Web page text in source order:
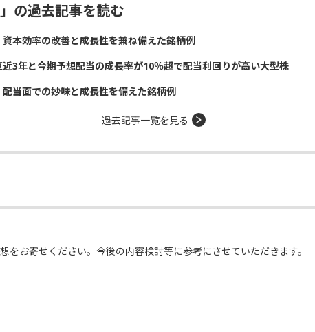
の過去記事を読む
資本効率の改善と成長性を兼ね備えた銘柄例
近3年と今期予想配当の成長率が10％超で配当利回りが高い大型株
配当面での妙味と成長性を備えた銘柄例
過去記事一覧を見る
をお寄せください。今後の内容検討等に参考にさせていただきます。